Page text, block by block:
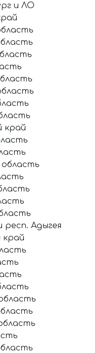
и ЛО
край
область
респ. Адыгея
край